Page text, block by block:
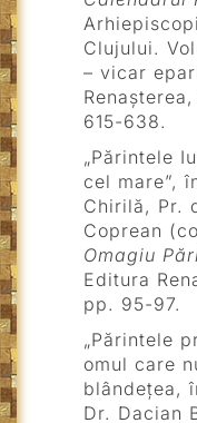
Clujului.
– vicar
615-638.
„Părintele
cel mare”,
Chirilă, Pr.
Coprean
Omagiu
Editura
pp. 95-97.
„Părintele
omul care
blândețea,
Dr. Dacian